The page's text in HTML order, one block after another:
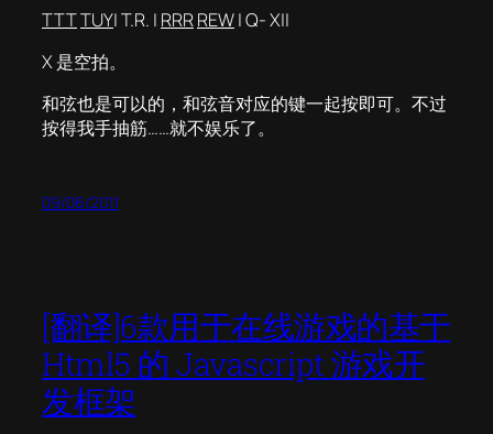
TTTTUY| T.R. | RRRREW| Q- X||
X 是空拍。
和弦也是可以的，和弦音对应的键一起按即可。不过
按得我手抽筋……就不娱乐了。
09/06/2011
[翻译]6款用于在线游戏的基于
Html5 的 Javascript 游戏开
发框架